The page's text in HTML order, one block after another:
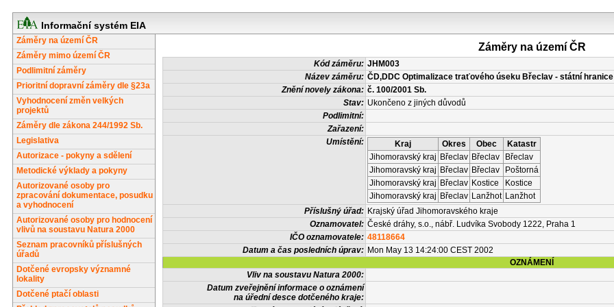
Informační systém EIA
Záměry na území ČR
Záměry mimo území ČR
Podlimitní záměry
Prioritní dopravní záměry dle §23a
Vyhodnocení změn velkých
projektů
Záměry dle zákona 244/1992 Sb.
Legislativa
Autorizace - pokyny a sdělení
Metodické výklady a pokyny
Autorizované osoby pro
zpracování dokumentace, posudku
a vyhodnocení
Autorizované osoby pro hodnocení
vlivů na soustavu Natura 2000
Seznam pracovníků příslušných
úřadů
Dotčené evropsky významné
lokality
Dotčené ptačí oblasti
Záměry na území ČR
Kód záměru: JHM003
Název záměru: ČD,DDC Optimalizace traťového úseku Břeclav - státní hranice
Znění novely zákona: č. 100/2001 Sb.
Stav: Ukončeno z jiných důvodů
Podlimitní:
Zařazení:
Umístění:
Kraj Okres Obec
Katastr
Jihomoravský kraj Břeclav Břeclav
Břeclav
Jihomoravský kraj Břeclav Břeclav
Poštorná
Jihomoravský kraj Břeclav Kostice
Kostice
Jihomoravský kraj Břeclav Lanžhot Lanžhot
Příslušný úřad: Krajský úřad Jihomoravského kraje
Oznamovatel: České dráhy, s.o., nábř. Ludvíka Svobody 1222, Praha 1
IČO oznamovatele: 48118664
Datum a čas posledních úprav: Mon May 13 14:24:00 CEST 2002
OZNÁMENÍ
Vliv na soustavu Natura 2000:
Datum zveřejnění informace o oznámení
na úřední desce dotčeného kraje: